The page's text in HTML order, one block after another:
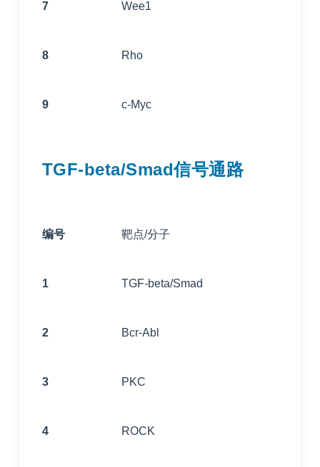
7 Wee1
8 Rho
9 c-Myc
TGF-beta/Smad信号通路
编号 靶点/分子
1 TGF-beta/Smad
2 Bcr-Abl
3 PKC
4 ROCK